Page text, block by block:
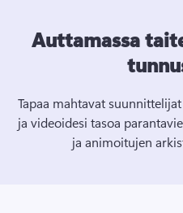
Auttamassa
Tapaa mahtavat
ja videoidesi tasoa
ja animoitujen